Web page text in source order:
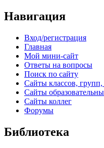
Навигация
Вход/регистрация
Главная
Мой мини-сайт
Ответы на вопросы
Поиск по сайту
Сайты классов,
Сайты
Сайты коллег
Форумы
Библиотека